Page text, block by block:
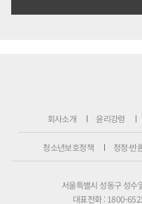
회사소개 윤리강령
청소년보호정책 정정·반
서울특별시 성동구 성
대표전화 : 1800-